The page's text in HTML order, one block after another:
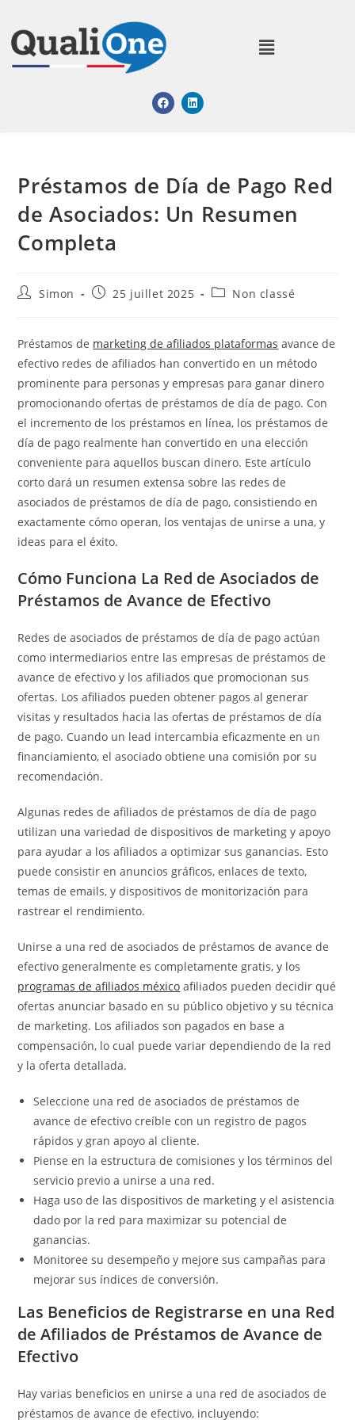
Préstamos de Día de Pago Red
de Asociados: Un Resumen
Completa
Simon 25 juillet 2025 Non classé
Préstamos de marketing de afiliados plataformas avance de
efectivo redes de afiliados han convertido en un método
prominente para personas y empresas para ganar dinero
promocionando ofertas de préstamos de día de pago. Con
el incremento de los préstamos en línea, los préstamos de
día de pago realmente han convertido en una elección
conveniente para aquellos buscan dinero. Este artículo
corto dará un resumen extensa sobre las redes de
asociados de préstamos de día de pago, consistiendo en
exactamente cómo operan, los ventajas de unirse a una, y
ideas para el éxito.
Cómo Funciona La Red de Asociados de
Préstamos de Avance de Efectivo
Redes de asociados de préstamos de día de pago actúan
como intermediarios entre las empresas de préstamos de
avance de efectivo y los afiliados que promocionan sus
ofertas. Los afiliados pueden obtener pagos al generar
visitas y resultados hacia las ofertas de préstamos de día
de pago. Cuando un lead intercambia eficazmente en un
financiamiento, el asociado obtiene una comisión por su
recomendación.
Algunas redes de afiliados de préstamos de día de pago
utilizan una variedad de dispositivos de marketing y apoyo
para ayudar a los afiliados a optimizar sus ganancias. Esto
puede consistir en anuncios gráficos, enlaces de texto,
temas de emails, y dispositivos de monitorización para
rastrear el rendimiento.
Unirse a una red de asociados de préstamos de avance de
efectivo generalmente es completamente gratis, y los
programas de afiliados méxico afiliados pueden decidir qué
ofertas anunciar basado en su público objetivo y su técnica
de marketing. Los afiliados son pagados en base a
compensación, lo cual puede variar dependiendo de la red
y la oferta detallada.
Seleccione una red de asociados de préstamos de
avance de efectivo creíble con un registro de pagos
rápidos y gran apoyo al cliente.
Piense en la estructura de comisiones y los términos del
servicio previo a unirse a una red.
Haga uso de las dispositivos de marketing y el asistencia
dado por la red para maximizar su potencial de
ganancias.
Monitoree su desempeño y mejore sus campañas para
mejorar sus índices de conversión.
Las Beneficios de Registrarse en una Red
de Afiliados de Préstamos de Avance de
Efectivo
Hay varias beneficios en unirse a una red de asociados de
préstamos de avance de efectivo, incluyendo: